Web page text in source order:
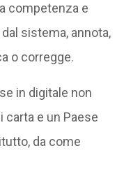
competenza e
sistema, annota,
o corregge.
in digitale non
carta e un Paese
da come